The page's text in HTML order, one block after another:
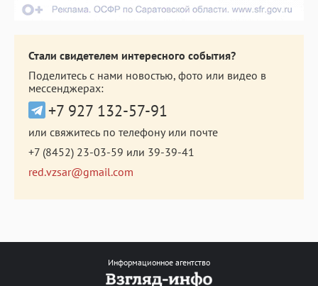
Стали свидетелем интересного события?
Поделитесь с нами новостью, фото или видео в
мессенджерах:
+7 927 132-57-91
или свяжитесь по телефону или почте
+7 (8452) 23-03-59 или 39-39-41
red.vzsar@gmail.com
Информационное агентство